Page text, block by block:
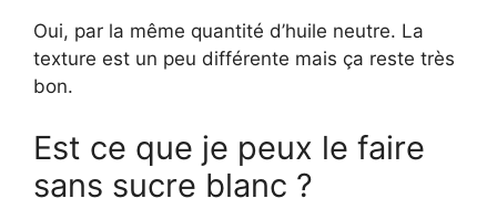
Oui, par la même quantité d’huile neutre. La
texture est un peu différente mais ça reste très
bon.
Est ce que je peux le faire
sans sucre blanc ?